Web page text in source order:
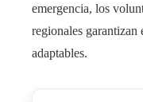
emergencia, los
regionales garantizan
adaptables.